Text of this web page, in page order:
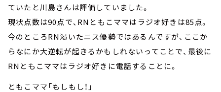
ていたと川島さんは評価していました。
現状点数は90点で、RNともこママはラジオ好きは85点。
今のところRN渇いたニス優勢ではあるんですが、ここか
らなにか大逆転が起きるかもしれないってことで、最後に
RNともこママはラジオ好きに電話することに。
ともこママ「もしもし！」